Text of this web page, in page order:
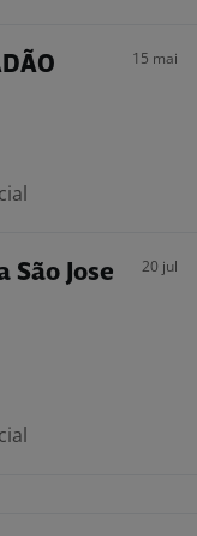
15 mai
São Jose
20 jul